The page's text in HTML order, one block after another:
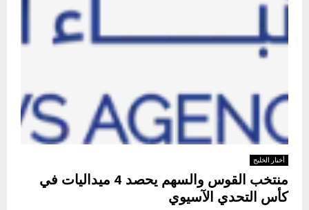
أخبار الخليج
منتخب القوس والسهم يحصد 4 ميداليات في
كأس التحدي الآسيوي